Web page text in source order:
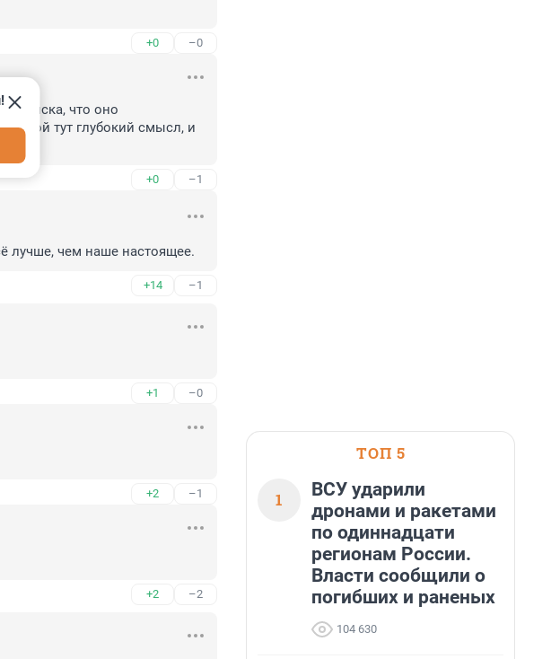
+0 –0
записка, что оно
какой тут глубокий смысл, и
+0 –1
лучше, чем наше настоящее.
+14 –1
+1 –0
+2 –1
+2 –2
ТОП 5
1
ВСУ ударили
дронами и ракетами
по одиннадцати
регионам России.
Власти сообщили о
погибших и раненых
104 630